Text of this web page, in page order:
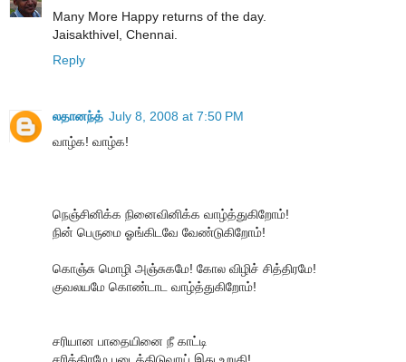
Many More Happy returns of the day.
Jaisakthivel, Chennai.
Reply
லதானந்த் July 8, 2008 at 7:50 PM
வாழ்க! வாழ்க!
நெஞ்சினிக்க நினைவினிக்க வாழ்த்துகிறோம்!
நின் பெருமை ஓங்கிடவே வேண்டுகிறோம்!
கொஞ்சு மொழி அஞ்சுகமே! கோல விழிச் சித்திரமே!
குவலயமே கொண்டாட வாழ்த்துகிறோம்!
சரியான பாதையினை நீ காட்டி
சரித்திரமே படைத்திடுவாய் இது உறுதி!